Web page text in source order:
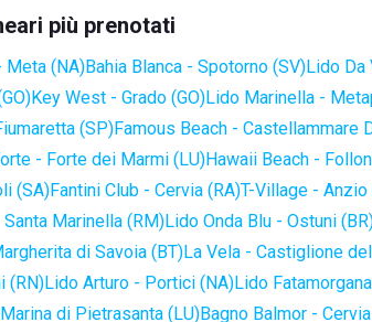
più prenotati
Meta (NA)Bahia Blanca - Spotorno (SV)Lido Da
Key West - Grado (GO)Lido Marinella -
(SP)Famous Beach - Castellammare
- Forte dei Marmi (LU)Hawaii Beach -
(SA)Fantini Club - Cervia (RA)T-Village - Anzio
Marinella (RM)Lido Onda Blu - Ostuni
di Savoia (BT)La Vela - Castiglione
(RN)Lido Arturo - Portici (NA)Lido
di Pietrasanta (LU)Bagno Balmor -